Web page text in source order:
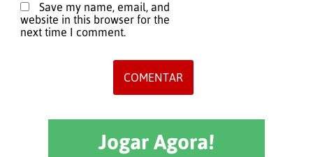
Save my name, email, and
website in this browser for the
next time I comment.
Jogar Agora!